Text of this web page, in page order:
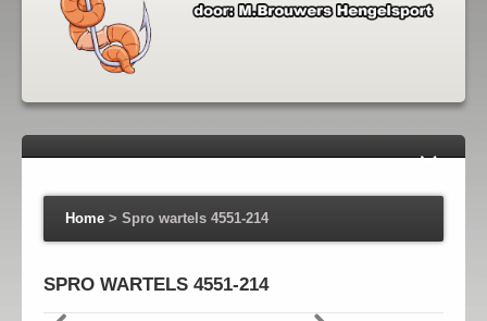
Home > Spro wartels 4551-214
SPRO WARTELS 4551-214